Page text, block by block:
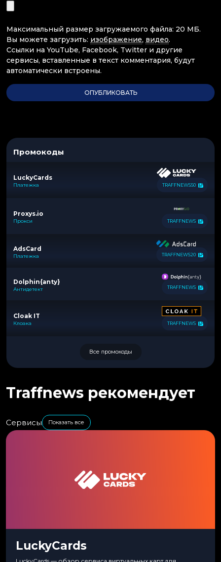
Максимальный размер загружаемого файла: 20 МБ.
Вы можете загрузить: изображение, видео.
Ссылки на YouTube, Facebook, Twitter и другие
сервисы, вставленные в текст комментария, будут
автоматически встроены.
Промокоды
LuckyCards
Платежка TRAFFNEWS50
Proxys.io
Прокси TRAFFNEWS
AdsCard
Платежка TRAFFNEWS20
Dolphin{anty}
Антидетект TRAFFNEWS
Cloak IT
Клоака TRAFFNEWS
Все промокоды
Traffnews рекомендует
Сервисы Показать все
LuckyCards